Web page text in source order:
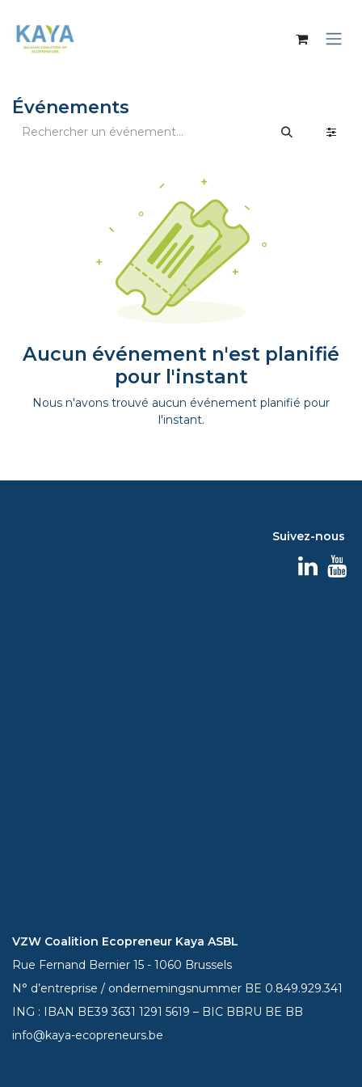
Événements
Aucun événement n'est planifié
pour l'instant
Nous n'avons trouvé aucun événement planifié pour
l'instant.
Suivez-nous
VZW Coalition Ecopreneur Kaya ASBL
Rue Fernand Bernier 15 - 1060 Brussels
N° d’entreprise / ondernemingsnummer BE 0.849.929.341
ING : IBAN BE393631 1291 5619 – BIC BBRU BE BB
info@kaya-ecopreneurs.be